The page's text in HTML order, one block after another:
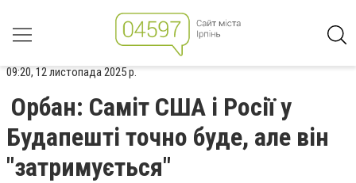
09:20, 12 листопада 2025 р.
Орбан: Саміт США і Росії у
Будапешті точно буде, але він
"затримується"